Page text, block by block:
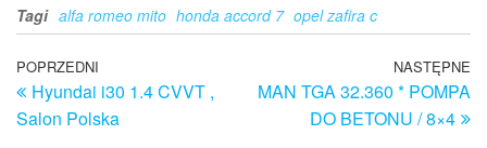
Tagi alfa romeo mito honda accord 7 opel zafira c
Nawigacja
wpisu
Poprzedni
wpis
POPRZEDNI
Hyundai i30 1.4 CVVT ,
Salon Polska
NASTĘPNE
MAN TGA 32.360 * POMPA
DO BETONU / 8×4